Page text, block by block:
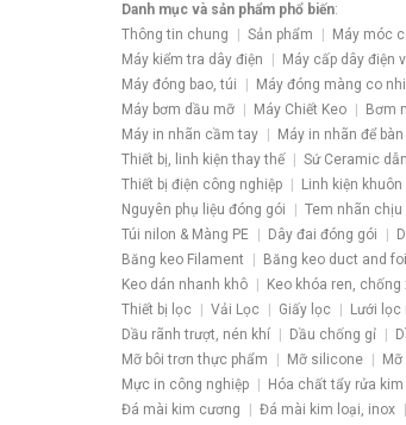
Danh mục và sản phẩm phổ biến:
Thông tin chung
Sản phẩm Máy móc
Máy kiểm tra dây điện
Máy cấp dây điện
Máy đóng bao, túi
Máy đóng màng co
Máy bơm dầu mỡ
Máy Chiết Keo Bơm
Máy in nhãn cầm tay
Máy in nhãn để bàn
Thiết bị, linh kiện thay thế
Sứ Ceramic
Thiết bị điện công nghiệp
Linh kiện khuôn
Nguyên phụ liệu đóng gói
Tem nhãn chịu
Túi nilon & Màng PE
Dây đai đóng gói
Băng keo Filament
Băng keo duct and
Keo dán nhanh khô
Keo khóa ren, chống
Thiết bị lọc
Vải Lọc Giấy lọc Lưới lọc
Dầu rãnh trượt, nén khí
Dầu chống gỉ
Mỡ bôi trơn thực phẩm
Mỡ silicone
Mực in công nghiệp
Hóa chất tẩy rửa
Đá mài kim cương
Đá mài kim loại, inox